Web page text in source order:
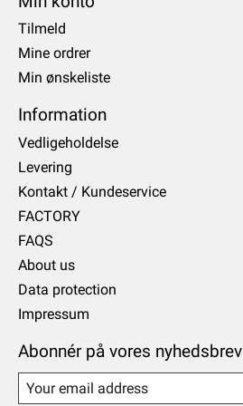
Tilmeld
Mine ordrer
Min ønskeliste
Information
Vedligeholdelse
Levering
Kontakt / Kundeservice
FACTORY
FAQS
About us
Data protection
Impressum
Abonnér på vores nyhedsbrev